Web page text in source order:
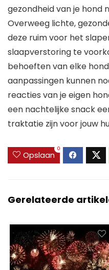
gezondheid van je hond
Overweeg lichte,
deze ruim voor het
slaapverstoring te
behoeften van elke
aanpassingen kunnen
reacties van je eigen
een nachtelijke snack
traktatie zijn voor jouw
Opslaan
0
Gerelateerde